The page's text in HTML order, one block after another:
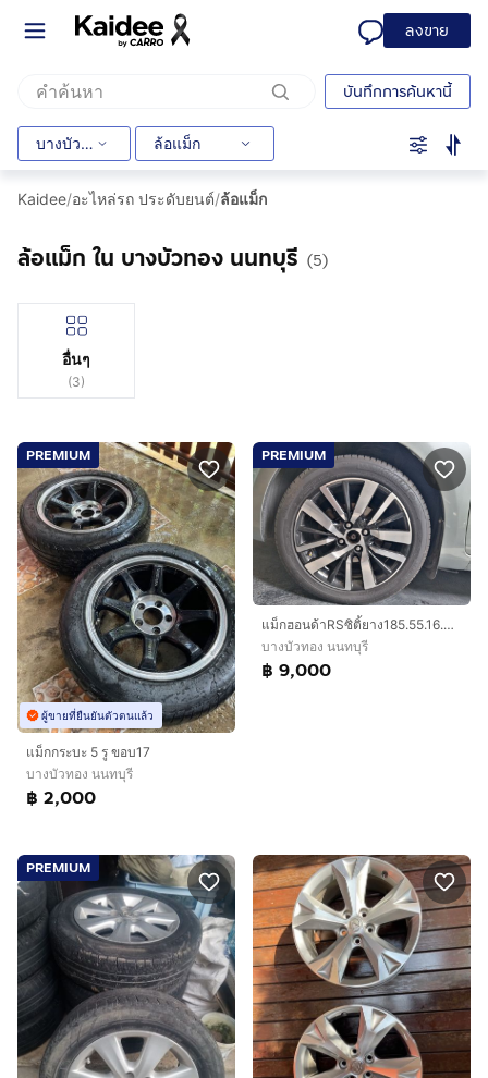
ลงขาย
บันทึกการค้นหานี้
บางบัวทอง ล้อแม็ก
Kaidee/อะไหล่รถ ประดับยนต์/ล้อแม็ก
ล้อแม็ก ใน บางบัวทอง นนทบุรี (5)
อื่นๆ
(3)
PREMIUM
ผู้ขายที่ยืนยันตัวตนแล้ว
แม็กกระบะ 5 รู ขอบ17
บางบัวทอง นนทบุรี
฿ 2,000
PREMIUM
แม็ก​ฮอนด้า​RSซิ​ติ้ยาง185.55.16.ปี25
บางบัวทอง นนทบุรี
฿ 9,000
PREMIUM